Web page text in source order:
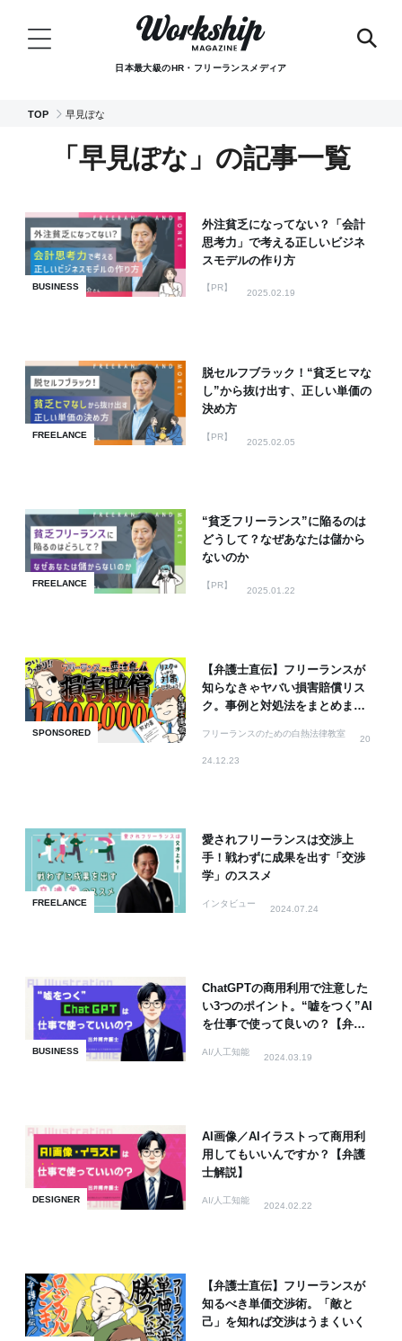
日本最大級のHR・フリーランスメディア
TOP 早見ぽな
「早見ぽな」の記事一覧
BUSINESS
外注貧乏になってない？「会計
思考力」で考える正しいビジネ
スモデルの作り方
【PR】
2025.02.19
FREELANCE
脱セルフブラック！“貧乏ヒマな
し”から抜け出す、正しい単価の
決め方
【PR】
2025.02.05
FREELANCE
“貧乏フリーランス”に陥るのは
どうして？なぜあなたは儲から
ないのか
【PR】
2025.01.22
SPONSORED
【弁護士直伝】フリーランスが
知らなきゃヤバい損害賠償リス
ク。事例と対処法をまとめまし
フリーランスのための白熱法律教室
20
24.12.23
FREELANCE
愛されフリーランスは交渉上
手！戦わずに成果を出す「交渉
学」のススメ
インタビュー
2024.07.24
BUSINESS
ChatGPTの商用利用で注意した
い3つのポイント。“嘘をつく”AI
を仕事で使って良いの？【弁護
AI/人工知能
2024.03.19
DESIGNER
AI画像／AIイラストって商用利
用してもいいんですか？【弁護
士解説】
AI/人工知能
2024.02.22
【弁護士直伝】フリーランスが
知るべき単価交渉術。「敵と
己」を知れば交渉はうまくいく